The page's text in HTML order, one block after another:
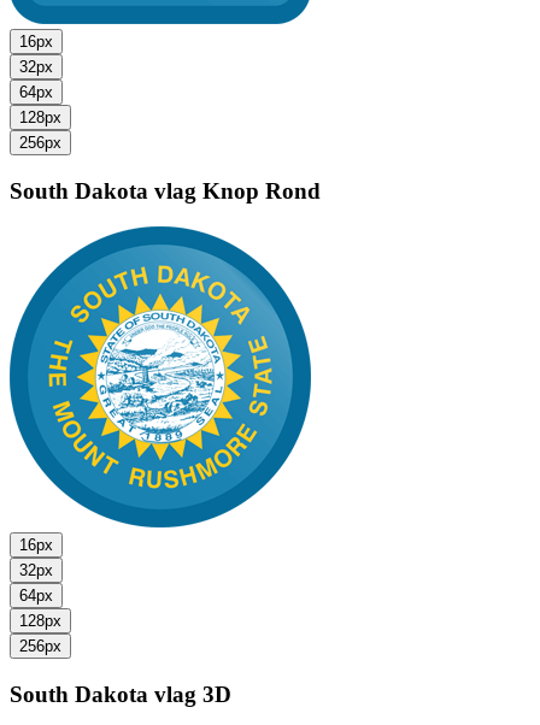
16px
32px
64px
128px
256px
South Dakota vlag Knop Rond
16px
32px
64px
128px
256px
South Dakota vlag 3D